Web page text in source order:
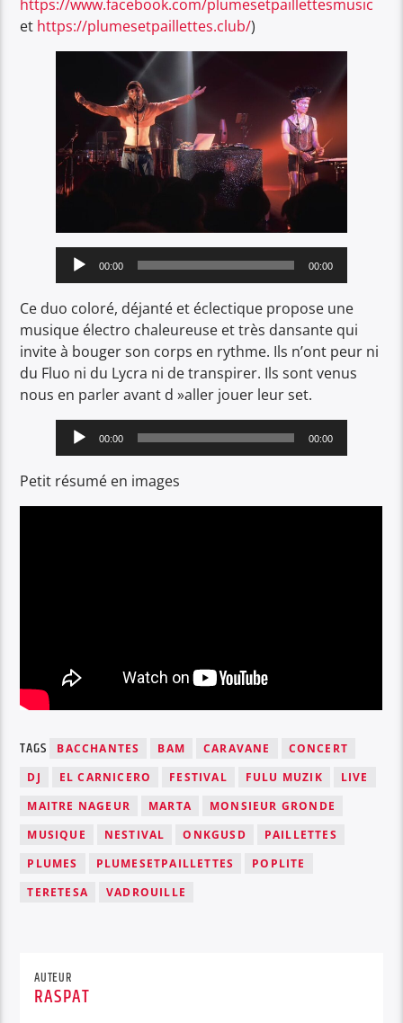
https://www.facebook.com/plumesetpaillettesmusic
et https://plumesetpaillettes.club/)
Lecteur
audio
00:00 00:00
Ce duo coloré, déjanté et éclectique propose une
musique électro chaleureuse et très dansante qui
invite à bouger son corps en rythme. Ils n’ont peur ni
du Fluo ni du Lycra ni de transpirer. Ils sont venus
nous en parler avant d »aller jouer leur set.
Lecteur
audio
00:00 00:00
Petit résumé en images
TAGS BACCHANTES BAM CARAVANE
CONCERT
DJ
EL CARNICERO FESTIVAL FULU MUZIK
LIVE
MAITRE NAGEUR
MARTA
MONSIEUR GRONDE
MUSIQUE
NESTIVAL ONKGUSD
PAILLETTES
PLUMES
PLUMESETPAILLETTES
POPLITE
TERETESA
VADROUILLE
AUTEUR
RASPAT